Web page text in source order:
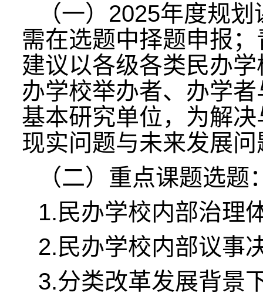
（一）2025年度规
需在选题中择题申报
建议以各级各类民办
办学校举办者、办学
基本研究单位，为解
现实问题与未来发展
（二）重点课题选题
1.民办学校内部治理
2.民办学校内部议事
3.分类改革发展背景